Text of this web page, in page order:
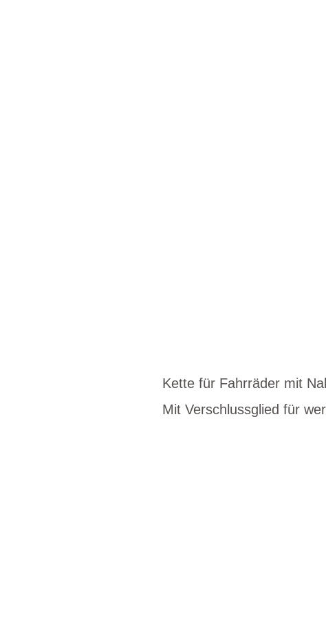
Kette für Fahrräder mit
Mit Verschlussglied für